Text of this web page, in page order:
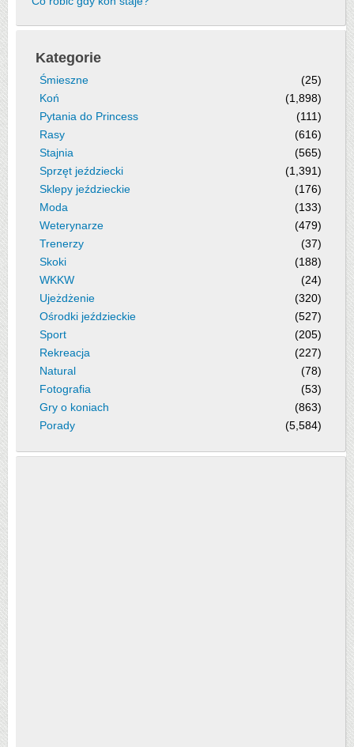
Kategorie
Śmieszne
(25)
Koń
(1,898)
Pytania do Princess
(111)
Rasy
(616)
Stajnia
(565)
Sprzęt jeździecki
(1,391)
Sklepy jeździeckie
(176)
Moda
(133)
Weterynarze
(479)
Trenerzy
(37)
Skoki
(188)
WKKW
(24)
Ujeżdżenie
(320)
Ośrodki jeździeckie
(527)
Sport
(205)
Rekreacja
(227)
Natural
(78)
Fotografia
(53)
Gry o koniach
(863)
Porady
(5,584)